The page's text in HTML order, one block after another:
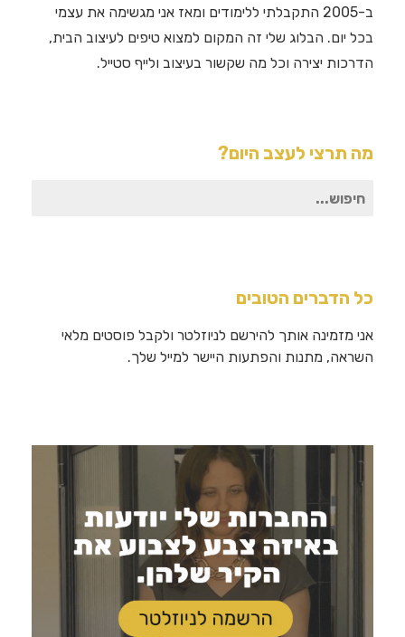
ב-2005 התקבלתי ללימודים ומאז אני מגשימה את עצמי
בכל יום. הבלוג שלי זה המקום למצוא טיפים לעיצוב הבית,
הדרכות יצירה וכל מה שקשור בעיצוב ולייף סטייל.
מה תרצי לעצב היום?
חיפוש
כל הדברים הטובים
אני מזמינה אותך להירשם לניוזלטר ולקבל פוסטים מלאי
השראה, מתנות והפתעות היישר למייל שלך.